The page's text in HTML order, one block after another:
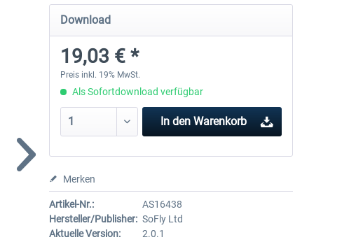
Download
19,03 € *
Preis inkl. 19% MwSt.
Als Sofortdownload verfügbar
In den Warenkorb
Merken
Artikel-Nr.:
AS16438
Hersteller/Publisher: SoFly Ltd
Aktuelle Version:
2.0.1